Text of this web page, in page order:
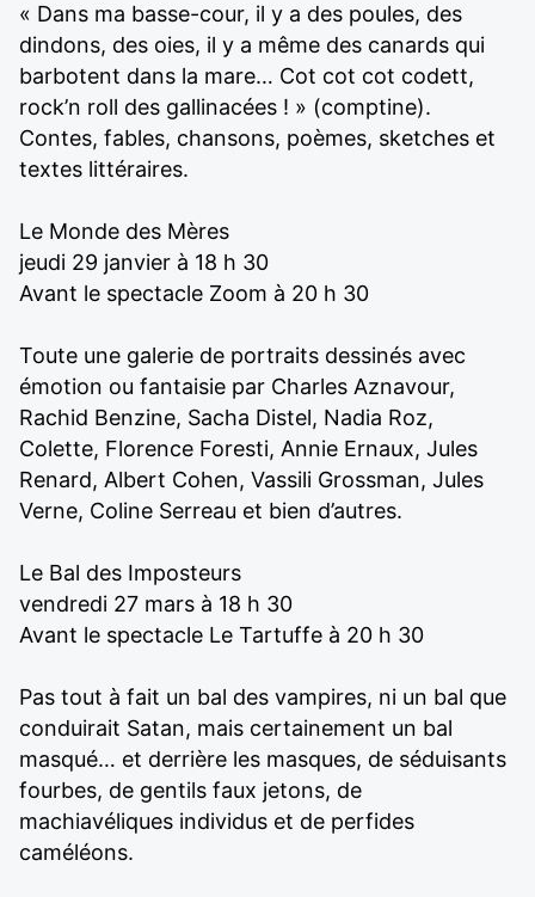
« Dans ma basse-cour, il y a des poules, des
dindons, des oies, il y a même des canards qui
barbotent dans la mare… Cot cot cot codett,
rock’n roll des gallinacées ! » (comptine).
Contes, fables, chansons, poèmes, sketches et
textes littéraires.
Le Monde des Mères
jeudi 29 janvier à 18 h 30
Avant le spectacle Zoom à 20 h 30
Toute une galerie de portraits dessinés avec
émotion ou fantaisie par Charles Aznavour,
Rachid Benzine, Sacha Distel, Nadia Roz,
Colette, Florence Foresti, Annie Ernaux, Jules
Renard, Albert Cohen, Vassili Grossman, Jules
Verne, Coline Serreau et bien d’autres.
Le Bal des Imposteurs
vendredi 27 mars à 18 h 30
Avant le spectacle Le Tartuffe à 20 h 30
Pas tout à fait un bal des vampires, ni un bal que
conduirait Satan, mais certainement un bal
masqué… et derrière les masques, de séduisants
fourbes, de gentils faux jetons, de
machiavéliques individus et de perfides
caméléons.